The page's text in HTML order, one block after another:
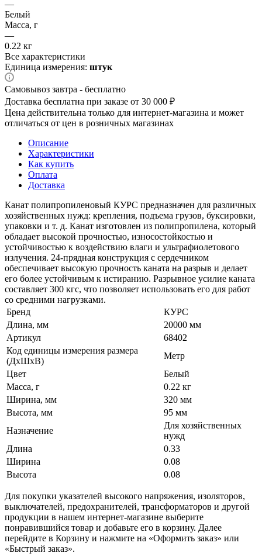
—
Белый
Масса, г
—
0.22 кг
Все характеристики
Единица измерения: штук
Самовывоз завтра - бесплатно
Доставка бесплатна при заказе от 30 000 ₽
Цена действительна только для интернет-магазина и может
отличаться от цен в розничных магазинах
Описание
Характеристики
Как купить
Оплата
Доставка
Канат полипропиленовый КУРС предназначен для различных
хозяйственных нужд: крепления, подъема грузов, буксировки,
упаковки и т. д. Канат изготовлен из полипропилена, который
обладает высокой прочностью, износостойкостью и
устойчивостью к воздействию влаги и ультрафиолетового
излучения. 24-прядная конструкция с сердечником
обеспечивает высокую прочность каната на разрыв и делает
его более устойчивым к истиранию. Разрывное усилие каната
составляет 300 кгс, что позволяет использовать его для работ
со средними нагрузками.
Бренд
КУРС
Длина, мм
20000 мм
Артикул
68402
Код единицы измерения размера
(ДхШхВ)
Метр
Цвет
Белый
Масса, г
0.22 кг
Ширина, мм
320 мм
Высота, мм
95 мм
Назначение
Для хозяйственных
нужд
Длина
0.33
Ширина
0.08
Высота
0.08
Для покупки указателей высокого напряжения, изоляторов,
выключателей, предохранителей, трансформаторов и другой
продукции в нашем интернет-магазине выберите
понравившийся товар и добавьте его в корзину. Далее
перейдите в Корзину и нажмите на «Оформить заказ» или
«Быстрый заказ».